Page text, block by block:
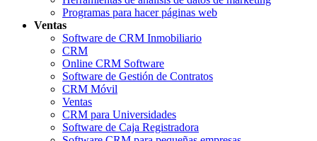
Programas para hacer páginas web
Ventas
Software de CRM Inmobiliario
CRM
Online CRM Software
Software de Gestión de Contratos
CRM Móvil
Ventas
CRM para Universidades
Software de Caja Registradora